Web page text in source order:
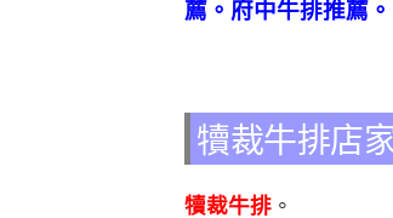
薦。府中牛排推薦。
犢裁牛排店
犢裁牛排 。